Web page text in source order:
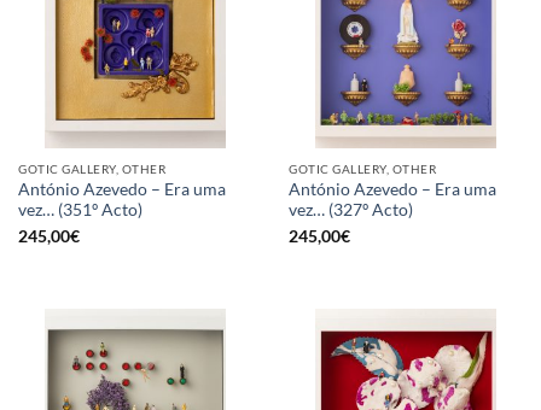
GOTIC GALLERY, OTHER
António Azevedo – Era uma
vez… (351º Acto)
245,00€
GOTIC GALLERY, OTHER
António Azevedo – Era uma
vez… (327º Acto)
245,00€